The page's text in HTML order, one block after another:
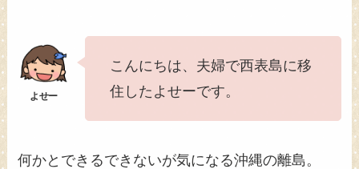
こんにちは、夫婦で西表島に移
住したよせーです。
何かとできるできないが気になる沖縄の離島。